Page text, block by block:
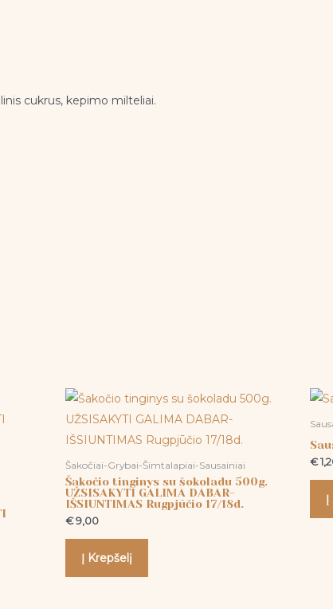
cukrus, kepimo milteliai.
Šakočiai-Grybai-Šimtalapiai-Sausainiai
Šakočio tinginys su šokoladu 500g.
UŽSISAKYTI GALIMA DABAR-
IŠSIUNTIMAS Rugpjūčio 17/18d.
€9,00
Į Krepšelį
€
Į